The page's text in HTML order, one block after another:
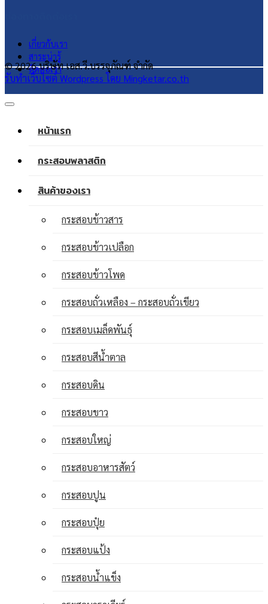
เกี่ยวกับเรา
สาระน่ารู้
ติดต่อเรา
© 2026 บริษัท เอส.วี.บรรจุภัณฑ์ จำกัด
รับทำเว็บไซต์ Wordpress โดย Mingketar.co.th
หน้าแรก
กระสอบพลาสติก
สินค้าของเรา
กระสอบข้าวสาร
กระสอบข้าวเปลือก
กระสอบข้าวโพด
กระสอบถั่วเหลือง – กระสอบถั่วเขียว
กระสอบเมล็ดพันธุ์
กระสอบสีน้ำตาล
กระสอบดิน
กระสอบขาว
กระสอบใหญ่
กระสอบอาหารสัตว์
กระสอบปูน
กระสอบปุ๋ย
กระสอบแป้ง
กระสอบน้ำแข็ง